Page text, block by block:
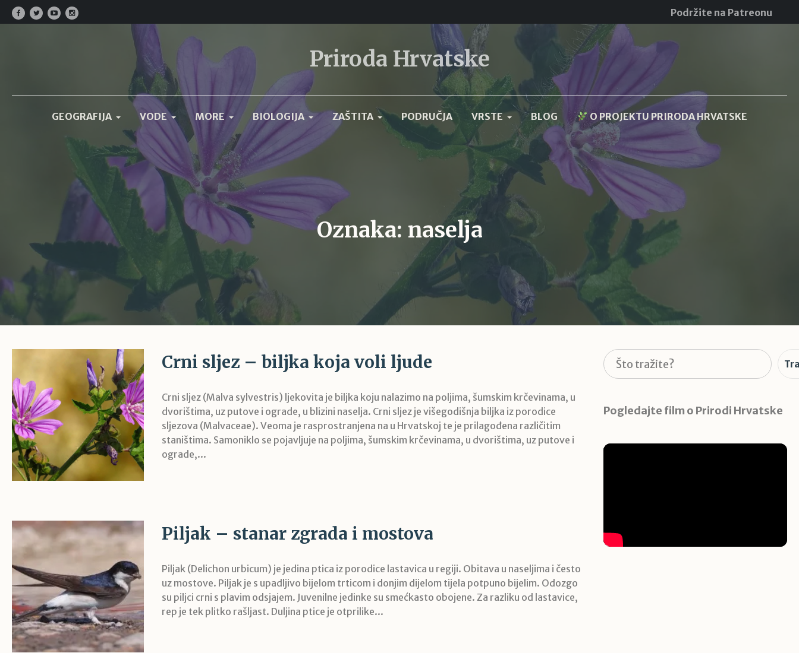
Podržite na Patreonu
Priroda Hrvatske
GEOGRAFIJA VODE MORE BIOLOGIJA ZAŠTITA PODRUČJA VRSTE BLOG O PROJEKTU PRIRODA HRVATSKE
Oznaka: naselja
Crni sljez – biljka koja voli ljude
Crni sljez (Malva sylvestris) ljekovita je biljka koju nalazimo na poljima, šumskim krčevinama, u
dvorištima, uz putove i ograde, u blizini naselja. Crni sljez je višegodišnja biljka iz porodice
sljezova (Malvaceae). Veoma je rasprostranjena na u Hrvatskoj te je prilagođena različitim
staništima. Samoniklo se pojavljuje na poljima, šumskim krčevinama, u dvorištima, uz putove i
ograde,...
Piljak – stanar zgrada i mostova
Piljak (Delichon urbicum) je jedina ptica iz porodice lastavica u regiji. Obitava u naseljima i često
uz mostove. Piljak je s upadljivo bijelom trticom i donjim dijelom tijela potpuno bijelim. Odozgo
su piljci crni s plavim odsjajem. Juvenilne jedinke su smećkasto obojene. Za razliku od lastavice,
rep je tek plitko rašljast. Duljina ptice je otprilike...
Pretraga
Pogledajte film o Prirodi Hrvatske